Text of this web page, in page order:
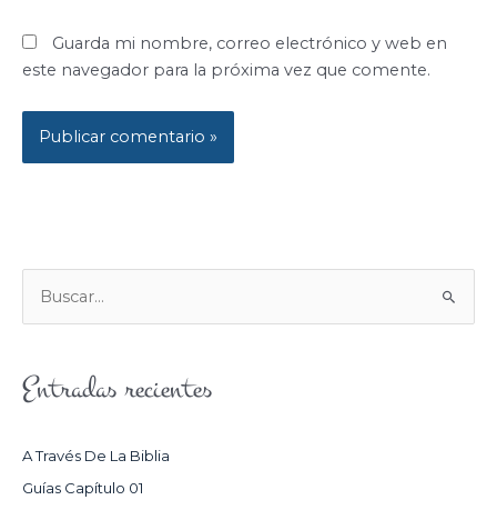
Guarda mi nombre, correo electrónico y web en
este navegador para la próxima vez que comente.
U
C
Entradas recientes
A Través De La Biblia
Guías Capítulo 01